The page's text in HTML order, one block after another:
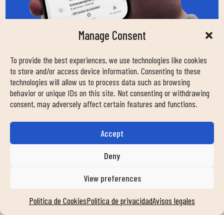
Manage Consent
To provide the best experiences, we use technologies like cookies
to store and/or access device information. Consenting to these
technologies will allow us to process data such as browsing
behavior or unique IDs on this site. Not consenting or withdrawing
consent, may adversely affect certain features and functions.
Accept
Deny
View preferences
Política de CookiesPolítica de privacidadAvisos legales
¿EN QUÉ PODEMOS
AYUDARTE?